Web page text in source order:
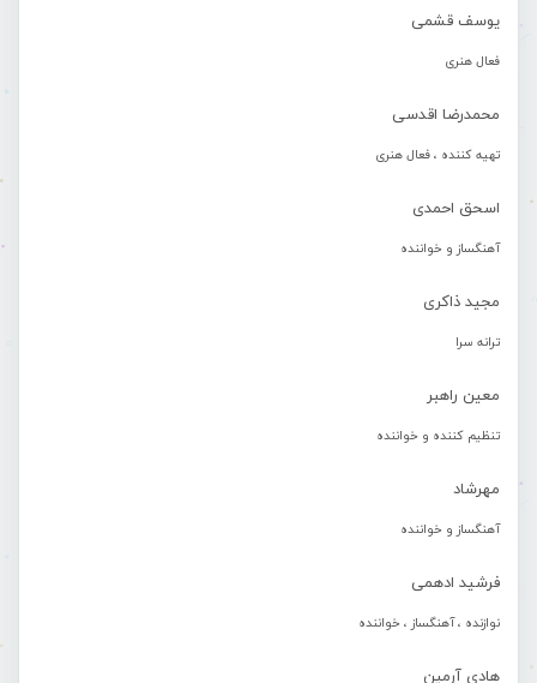
یوسف قشمی
فعال هنری
محمدرضا اقدسی
تهیه کننده ، فعال هنری
اسحق احمدی
آهنگساز و خواننده
مجید ذاکری
ترانه سرا
معین راهبر
تنظیم کننده و خواننده
مهرشاد
آهنگساز و خواننده
فرشید ادهمی
نوازنده ، آهنگساز ، خواننده
هادی آرمین